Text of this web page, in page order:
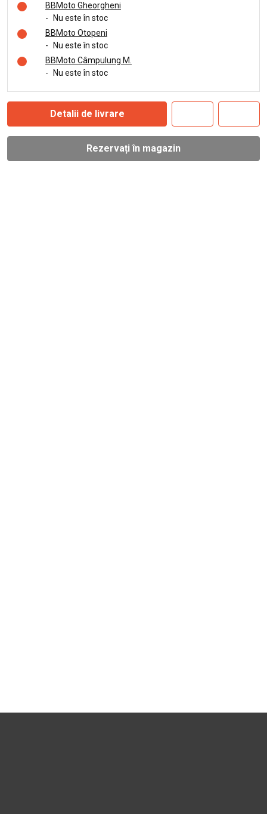
BBMoto Gheorgheni
-
Nu este în stoc
BBMoto Otopeni
-
Nu este în stoc
BBMoto Câmpulung M.
-
Nu este în stoc
Detalii de livrare
Rezervați în magazin